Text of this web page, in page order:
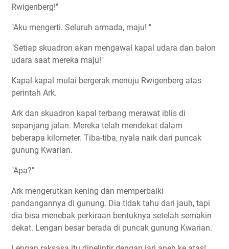
Rwigenberg!"
"Aku mengerti. Seluruh armada, maju! "
"Setiap skuadron akan mengawal kapal udara dan balon
udara saat mereka maju!"
Kapal-kapal mulai bergerak menuju Rwigenberg atas
perintah Ark.
Ark dan skuadron kapal terbang merawat iblis di
sepanjang jalan. Mereka telah mendekat dalam
beberapa kilometer. Tiba-tiba, nyala naik dari puncak
gunung Kwarian.
"Apa?"
Ark mengerutkan kening dan memperbaiki
pandangannya di gunung. Dia tidak tahu dari jauh, tapi
dia bisa menebak perkiraan bentuknya setelah semakin
dekat. Lengan besar berada di puncak gunung Kwarian.